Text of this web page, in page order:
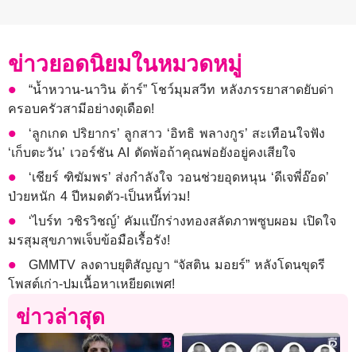
ข่าวยอดนิยมในหมวดหมู่
“น้ำหวาน-นาวิน ต้าร์” โชว์มุมสวีท หลังภรรยาสาดยับด่า
ครอบครัวสามีอย่างดุเดือด!
‘ลูกเกด ปริยากร’ ลูกสาว ‘อิทธิ พลางกูร’ สะเทือนใจฟัง
‘เก็บตะวัน’ เวอร์ชัน AI ตัดพ้อถ้าคุณพ่อยังอยู่คงเสียใจ
‘เชียร์ ฑิฆัมพร’ ส่งกำลังใจ วอนช่วยอุดหนุน ‘ดีเจพี่อ๊อด’
ป่วยหนัก 4 ปีหมดตัว-เป็นหนี้ท่วม!
‘ไบร์ท วชิรวิชญ์’ คัมแบ๊กร่างทองสลัดภาพซูบผอม เปิดใจ
มรสุมสุขภาพเจ็บข้อมือเรื้อรัง!
GMMTV ลงดาบยุติสัญญา “จัสติน มอยร์” หลังโดนขุดรี
โพสต์เก่า-ปมเนื้อหาเหยียดเพศ!
ข่าวล่าสุด